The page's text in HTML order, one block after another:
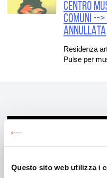
Questo sito web utilizza i
Centro
Comuni -->
ANNULLATA
Residenza
Pulse per
ARCHIVIO
2026